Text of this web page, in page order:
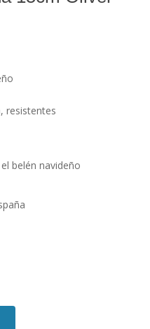
resistentes
belén navideño